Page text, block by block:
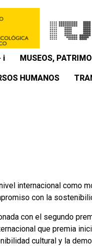
i MUSEOS,
HUMANOS
internacional como
con la
con el segundo
que premia
cultural y la